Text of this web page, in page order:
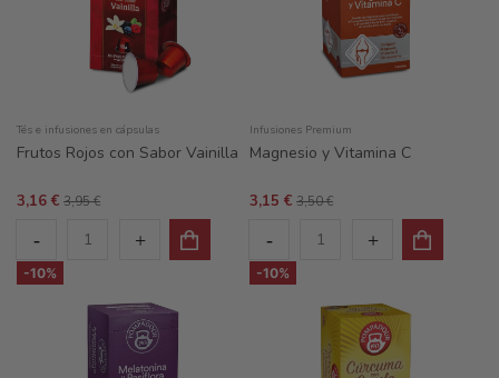
Tés e infusiones en cápsulas
Frutos Rojos con Sabor Vainilla
3,16 € 3,95 €
Infusiones Premium
Magnesio y Vitamina C
3,15 € 3,50 €
-10% -10%